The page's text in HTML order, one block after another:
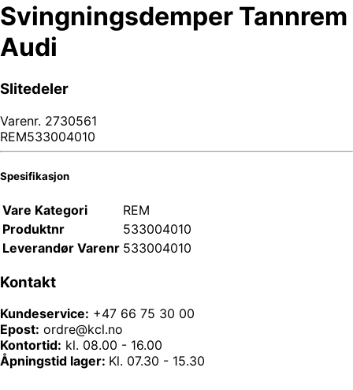
Svingningsdemper Tannrem
Audi
Slitedeler
Varenr. 2730561
REM533004010
Spesifikasjon
Vare Kategori
REM
Produktnr
533004010
Leverandør Varenr 533004010
Kontakt
Kundeservice: +47 66 75 30 00
Epost: ordre@kcl.no
Kontortid: kl. 08.00 - 16.00
Åpningstid lager: Kl. 07.30 - 15.30